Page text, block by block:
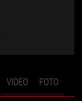
VIDEO FOTO